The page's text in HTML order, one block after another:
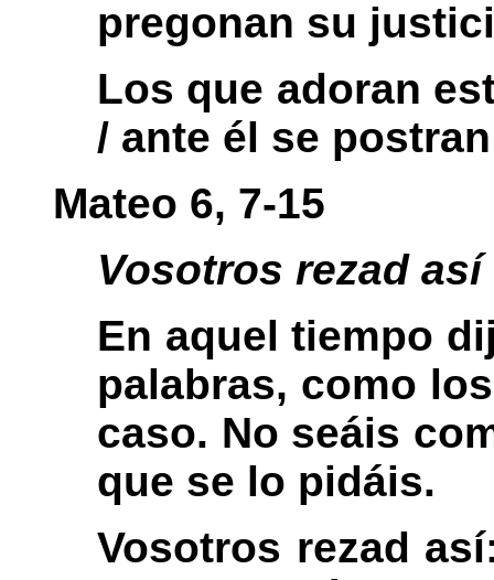
pregonan su
Los que adoran
/ ante él se
Mateo 6, 7-15
Vosotros rezad así
En aquel tiempo
palabras, como
caso. No seáis
que se lo pidáis.
Vosotros rezad